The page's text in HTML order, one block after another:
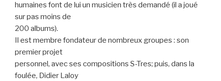
humaines font de lui un musicien très demandé (il a joué
sur pas moins de
200 albums).
Il est membre fondateur de nombreux groupes : son
premier projet
personnel, avec ses compositions S-Tres; puis, dans la
foulée, Didier Laloy